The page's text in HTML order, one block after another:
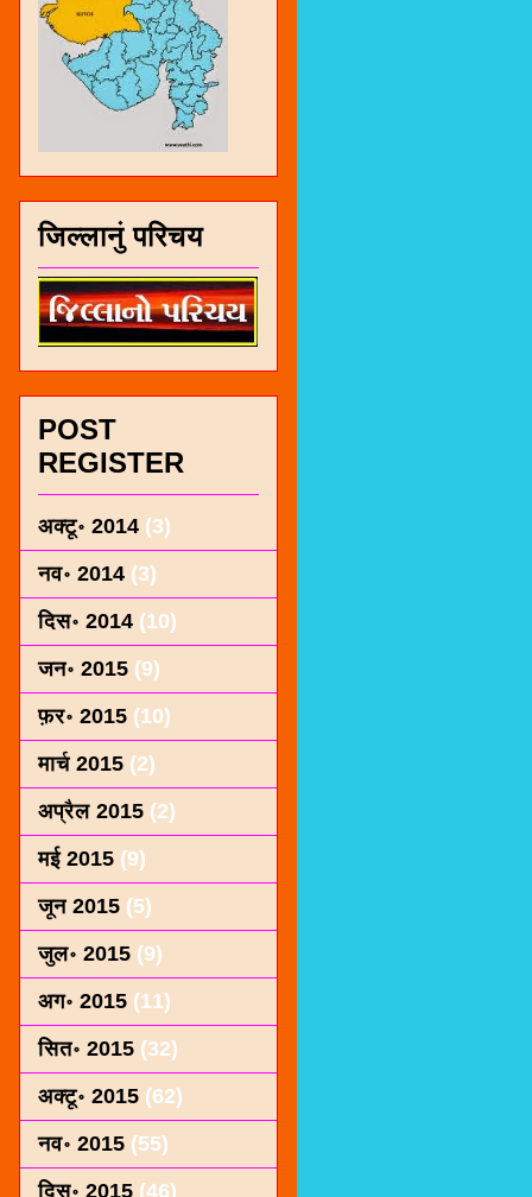
जिल्लानुं परिचय
POST
REGISTER
अक्टू॰ 2014 (3)
नव॰ 2014 (3)
दिस॰ 2014 (10)
जन॰ 2015 (9)
फ़र॰ 2015 (10)
मार्च 2015 (2)
अप्रैल 2015 (2)
मई 2015 (9)
जून 2015 (5)
जुल॰ 2015 (9)
अग॰ 2015 (11)
सित॰ 2015 (32)
अक्टू॰ 2015 (62)
नव॰ 2015 (55)
दिस॰ 2015 (46)